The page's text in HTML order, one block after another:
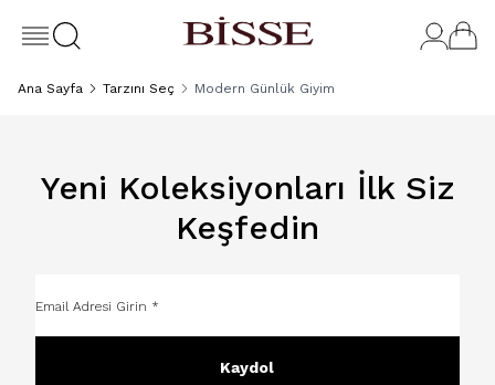
Ana Sayfa Tarzını Seç Modern Günlük Giyim
Yeni Koleksiyonları İlk Siz
Keşfedin
Kaydol